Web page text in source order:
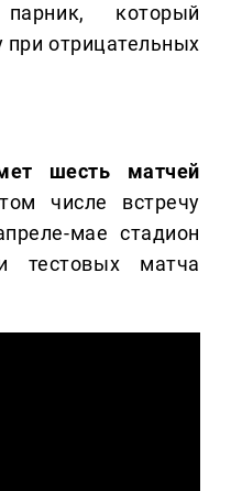
который
при отрицательных
шесть матчей
числе встречу
мае стадион
тестовых матча